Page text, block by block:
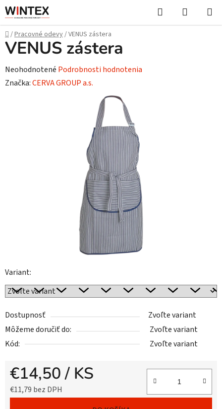
Prejsť
na
obsah
Hľadať
KOŠÍK
Domov
/Pracovné odevy/VENUS zástera
Variant:
Dostupnosť
Zvoľte variant
Môžeme doručiť do:
Zvoľte variant
Kód:
Zvoľte variant
€14,50/ KS
€11,79 bez DPH
VENUS zástera
Priemerné
hodnotenie
Neohodnotené Podrobnosti hodnotenia
Značka:CERVA GROUP a.s.